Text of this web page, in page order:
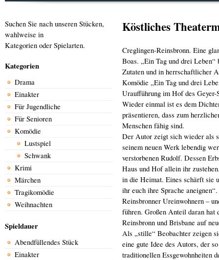
Suchen Sie nach unseren Stücken,
wahlweise in
Kategorien oder Spielarten.
Kategorien
Drama
Einakter
Für Jugendliche
Für Senioren
Komödie
Lustspiel
Schwank
Krimi
Märchen
Tragikomödie
Weihnachten
Spieldauer
Abendfüllendes Stück
Einakter
Köstliches
Creglingen-Reinsbronn. Eine
Boas. „Ein Tag und drei
Zutaten und in herrschaftlicher
Komödie „Ein Tag und drei
Uraufführung im Hof des Geyer-
Wieder einmal ist es dem
präsentieren, dass zum
Menschen fähig sind.
Der Autor zeigt sich wieder als
seinem neuen Werk lebendig
verstorbenen Rudolf. Dessen
Haus und Hof allein ihr
in die Heimat. Eines schärft sie
ihr euch ihre Sprache
Reinsbronner Ureinwohnern –
führen. Großen Anteil daran hat
Reinsbronn und Brisbane auf
Als „stille“ Beobachter zeigen
eine gute Idee des Autors, der
traditionellen Essgewohnheiten